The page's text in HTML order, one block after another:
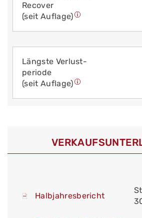
Recover
(seit Auflage)
Längste Verlust­
periode
(seit Auflage)
Halbjahresbericht